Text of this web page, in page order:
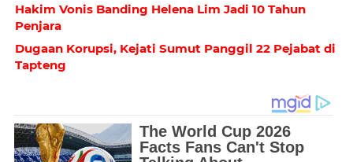
Hakim Vonis Banding Helena Lim Jadi 10 Tahun
Penjara
Dugaan Korupsi, Kejati Sumut Panggil 22 Pejabat di
Tapteng